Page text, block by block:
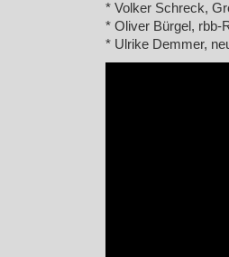
* Volker Schreck,
* Oliver Bürgel, rbb-
* Ulrike Demmer,